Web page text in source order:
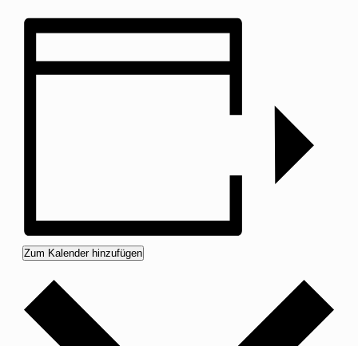
Zum Kalender hinzufügen